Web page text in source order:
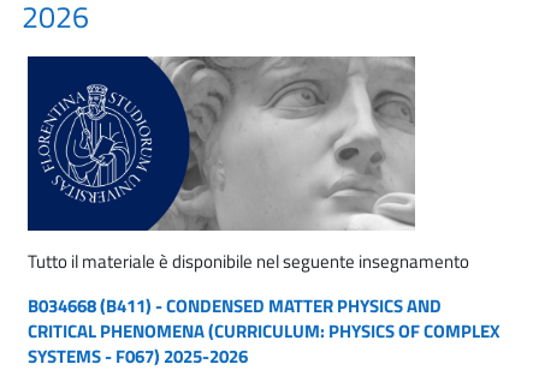
2026
Tutto il materiale è disponibile nel seguente insegnamento
B034668 (B411) - CONDENSED MATTER PHYSICS AND
CRITICAL PHENOMENA (CURRICULUM: PHYSICS OF COMPLEX
SYSTEMS - F067) 2025-2026